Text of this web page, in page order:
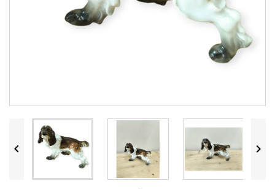
 